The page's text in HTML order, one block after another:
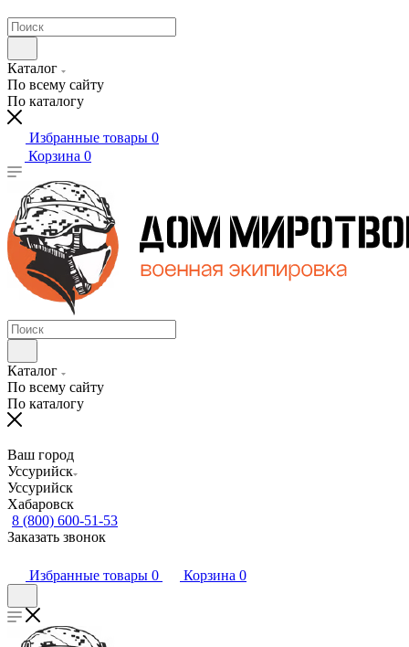
Каталог
По всему сайту
По каталогу
Избранные товары 0
Корзина 0
Каталог
По всему сайту
По каталогу
Ваш город
Уссурийск
Уссурийск
Хабаровск
8 (800) 600-51-53
Заказать звонок
Избранные товары 0 Корзина 0